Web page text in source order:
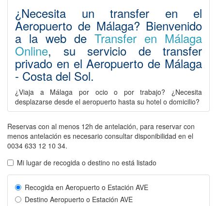
¿Necesita un transfer en el
Aeropuerto de Málaga? Bienvenido
a la web de Transfer en Málaga
Online, su servicio de transfer
privado en el Aeropuerto de Málaga
- Costa del Sol.
¿Viaja a Málaga por ocio o por trabajo? ¿Necesita
desplazarse desde el aeropuerto hasta su hotel o domicilio?
Reservas con al menos 12h de antelación, para reservar con
menos antelación es necesario consultar disponibilidad en el
0034 633 12 10 34.
Mi lugar de recogida o destino no está listado
Recogida en Aeropuerto o Estación AVE
Destino Aeropuerto o Estación AVE